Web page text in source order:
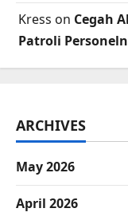
Kress on Cegah
Patroli
ARCHIVES
May 2026
April 2026